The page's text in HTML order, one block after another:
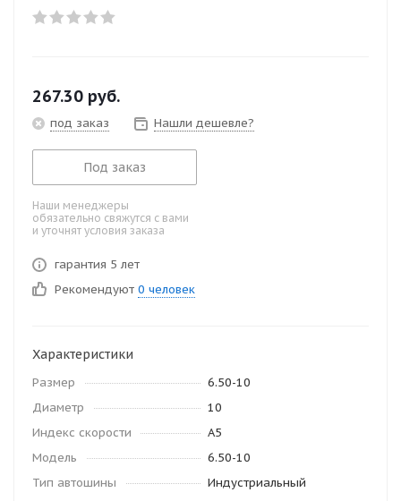
267.30 руб.
под заказ Нашли дешевле?
Под заказ
Наши менеджеры
обязательно свяжутся с вами
и уточнят условия заказа
гарантия 5 лет
Рекомендуют 0 человек
Характеристики
Размер
6.50-10
Диаметр
10
Индекс скорости
A5
Модель
6.50-10
Тип автошины
Индустриальный